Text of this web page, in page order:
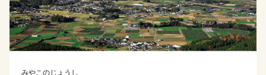
みやこのじょうし